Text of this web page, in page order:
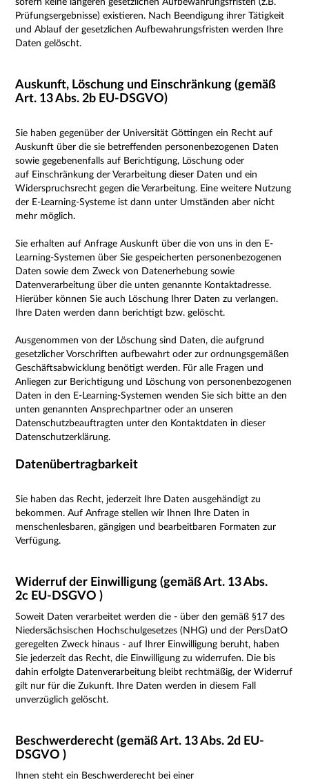
sofern keine längeren gesetzlichen Aufbewahrungsfristen (z.B.
Prüfungsergebnisse) existieren. Nach Beendigung ihrer Tätigkeit
und Ablauf der gesetzlichen Aufbewahrungsfristen werden Ihre
Daten gelöscht.
Auskunft, Löschung und Einschränkung (gemäß
Art. 13 Abs. 2b EU-DSGVO)
Sie haben gegenüber der Universität Göttingen ein Recht auf
Auskunft über die sie betreffenden personenbezogenen Daten
sowie gegebenenfalls auf Berichtigung, Löschung oder
auf Einschränkung der Verarbeitung dieser Daten und ein
Widerspruchsrecht gegen die Verarbeitung. Eine weitere Nutzung
der E-Learning-Systeme ist dann unter Umständen aber nicht
mehr möglich.
Sie erhalten auf Anfrage Auskunft über die von uns in den E-
Learning-Systemen über Sie gespeicherten personenbezogenen
Daten sowie dem Zweck von Datenerhebung sowie
Datenverarbeitung über die unten genannte Kontaktadresse.
Hierüber können Sie auch Löschung Ihrer Daten zu verlangen.
Ihre Daten werden dann berichtigt bzw. gelöscht.
Ausgenommen von der Löschung sind Daten, die aufgrund
gesetzlicher Vorschriften aufbewahrt oder zur ordnungsgemäßen
Geschäftsabwicklung benötigt werden. Für alle Fragen und
Anliegen zur Berichtigung und Löschung von personenbezogenen
Daten in den E-Learning-Systemen wenden Sie sich bitte an den
unten genannten Ansprechpartner oder an unseren
Datenschutzbeauftragten unter den Kontaktdaten in dieser
Datenschutzerklärung.
Datenübertragbarkeit
Sie haben das Recht, jederzeit Ihre Daten ausgehändigt zu
bekommen. Auf Anfrage stellen wir Ihnen Ihre Daten in
menschenlesbaren, gängigen und bearbeitbaren Formaten zur
Verfügung.
Widerruf der Einwilligung (gemäß Art. 13 Abs.
2c EU-DSGVO )
Soweit Daten verarbeitet werden die - über dengemäß §17 des
Niedersächsischen Hochschulgesetzes (NHG) und der PersDatO
geregelten Zweck hinaus -auf Ihrer Einwilligung beruht, haben
Sie jederzeit das Recht, die Einwilligung zu widerrufen. Die bis
dahin erfolgte Datenverarbeitung bleibt rechtmäßig, der Widerruf
gilt nur für die Zukunft. Ihre Daten werden in diesem Fall
unverzüglich gelöscht.
Beschwerderecht (gemäß Art. 13 Abs. 2d EU-
DSGVO )
Ihnen steht ein Beschwerderecht bei einer